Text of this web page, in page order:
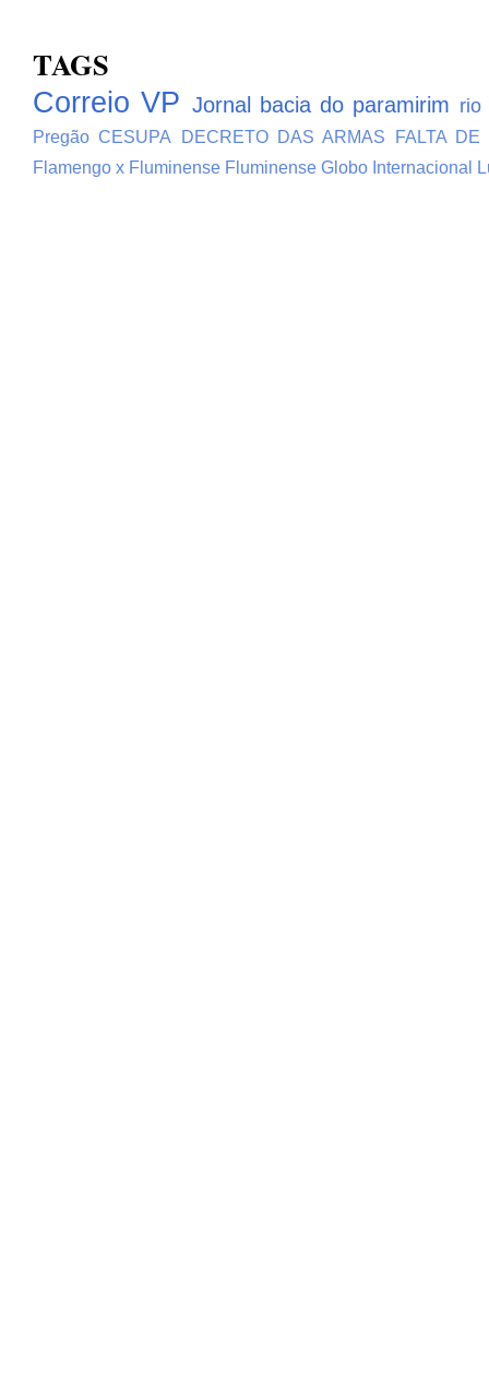
TAGS
Correio VP Jornal bacia do paramirim rio
Pregão CESUPA DECRETO DAS ARMAS
FALTA DE
Flamengo x Fluminense Fluminense Globo Internacional